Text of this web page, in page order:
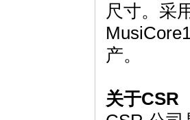
尺寸。采
产。
关于CSR